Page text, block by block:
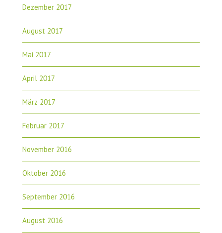
Dezember 2017
August 2017
Mai 2017
April 2017
März 2017
Februar 2017
November 2016
Oktober 2016
September 2016
August 2016